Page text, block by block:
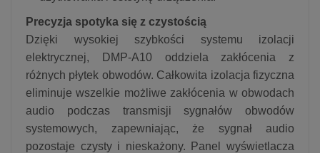
Precyzja spotyka się z czystością
Dzięki wysokiej szybkości systemu izolacji
elektrycznej, DMP-A10 oddziela zakłócenia z
różnych płytek obwodów. Całkowita izolacja fizyczna
eliminuje wszelkie możliwe zakłócenia w obwodach
audio podczas transmisji sygnałów obwodów
systemowych, zapewniając, że sygnał audio
pozostaje czysty i nieskażony. Panel wyświetlacza